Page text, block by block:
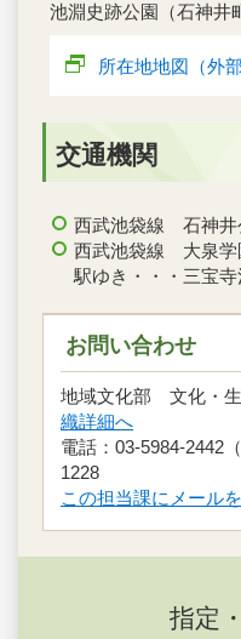
池淵史跡公園（石神井
所在地地図（外
交通機関
西武池袋線 石神井
西武池袋線 大泉学
駅ゆき・・・三宝
お問い合わせ
地域文化部 文化・
織詳細へ
電話：03-5984-2442
1228
この担当課にメール
指定